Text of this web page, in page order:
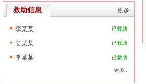
更多
救助信息
已救助
李某某
已救助
姜某某
已救助
李某某
更多..